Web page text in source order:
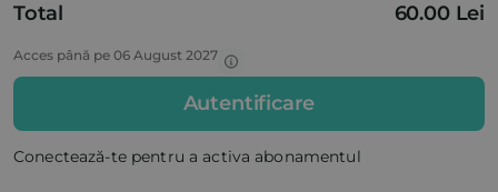
Total 60.00 Lei
Acces până pe 06 August 2027
Autentificare
Conectează-te pentru a activa abonamentul